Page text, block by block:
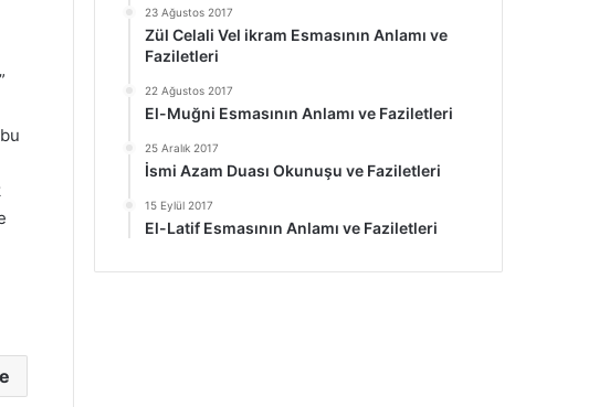
”
23 Ağustos 2017
Zül Celali Vel ikram Esmasının Anlamı ve
Faziletleri
22 Ağustos 2017
El-Muğni Esmasının Anlamı ve Faziletleri
25 Aralık 2017
İsmi Azam Duası Okunuşu ve Faziletleri
15 Eylül 2017
El-Latif Esmasının Anlamı ve Faziletleri